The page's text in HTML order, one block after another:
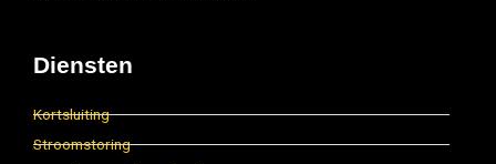
Diensten
Kortsluiting
Stroomstoring